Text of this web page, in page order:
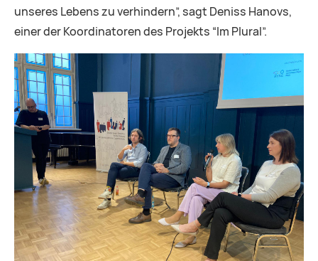
unseres Lebens zu verhindern”, sagt Deniss Hanovs,
einer der Koordinatoren des Projekts “Im Plural”.